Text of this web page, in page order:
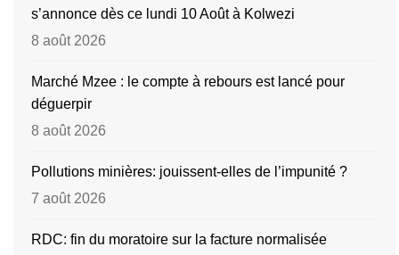
s’annonce dès ce lundi 10 Août à Kolwezi
8 août 2026
Marché Mzee : le compte à rebours est lancé pour
déguerpir
8 août 2026
Pollutions minières: jouissent-elles de l’impunité ?
7 août 2026
RDC: fin du moratoire sur la facture normalisée